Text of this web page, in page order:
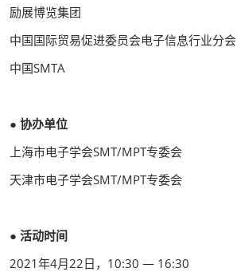
励展博览集团
中国国际贸易促进委员会电子信息行业分会
中国SMTA
● 协办单位
上海市电子学会SMT/MPT专委会
天津市电子学会SMT/MPT专委会
● 活动时间
2021年4月22日，10:30 — 16:30